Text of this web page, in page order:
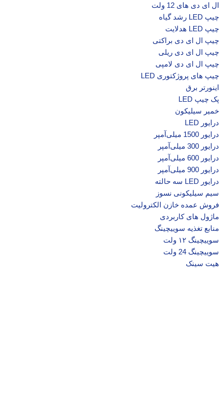
ال ای دی‌ های 12 ولت
چیپ‌ LED رشد گیاه
چیپ‌ LED هدلایت
چیپ ال ای دی براکتی
چیپ ال ای دی ریلی
چیپ ال ای دی لامپی
چیپ‌ های پروژکتوری LED
اینورتر برق
پک چیپ LED
خمیر سیلیکون
درایور LED
درایور 1500 میلی‌آمپر
درایور 300 میلی‌آمپر
درایور 600 میلی‌آمپر
درایور 900 میلی‌آمپر
درایور LED سه حالته
سیم سیلیکونی نسوز
فروش عمده خازن الکترولیت
ماژول های کاربردی
منابع تغذیه سوییچینگ
سوییچینگ ۱۲ ولت
سوییچینگ 24 ولت
هیت سینک